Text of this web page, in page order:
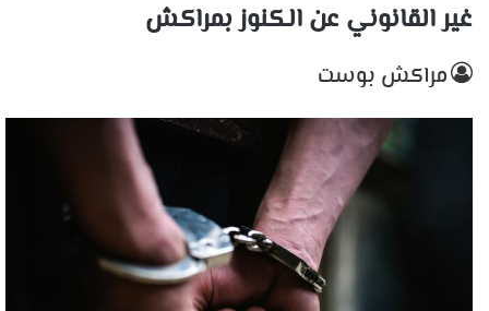
غير القانوني عن الكنوز بمراكش
مراكش بوست